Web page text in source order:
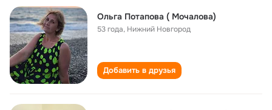
Ольга Потапова ( Мочалова)
53 года, Нижний Новгород
Добавить в друзья